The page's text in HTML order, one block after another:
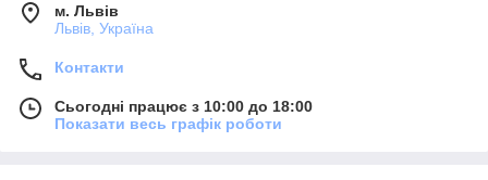
м. Львів
Львів, Україна
Контакти
Сьогодні працює з 10:00 до 18:00
Показати весь графік роботи